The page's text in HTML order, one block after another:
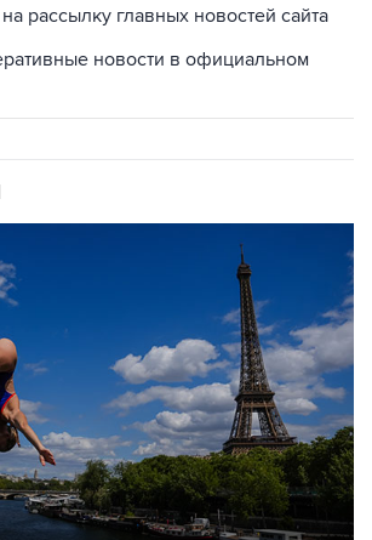
рассылку главных новостей сайта
новости в официальном